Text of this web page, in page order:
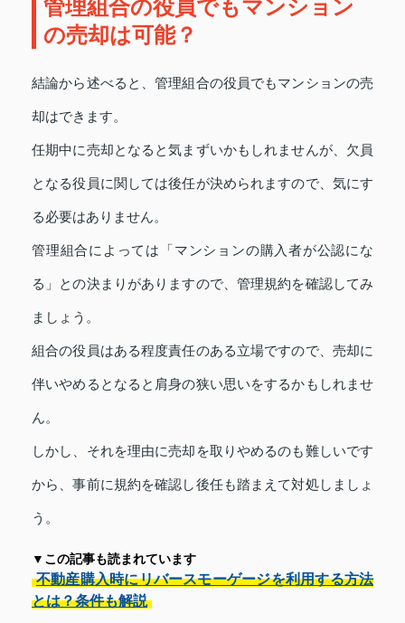
管理組合の役員でもマンション
の売却は可能？
結論から述べると、管理組合の役員でもマンションの売
却はできます。
任期中に売却となると気まずいかもしれませんが、欠員
となる役員に関しては後任が決められますので、気にす
る必要はありません。
管理組合によっては「マンションの購入者が公認にな
る」との決まりがありますので、管理規約を確認してみ
ましょう。
組合の役員はある程度責任のある立場ですので、売却に
伴いやめるとなると肩身の狭い思いをするかもしれませ
ん。
しかし、それを理由に売却を取りやめるのも難しいです
から、事前に規約を確認し後任も踏まえて対処しましょ
う。
▼この記事も読まれています
不動産購入時にリバースモーゲージを利用する方法
とは？条件も解説